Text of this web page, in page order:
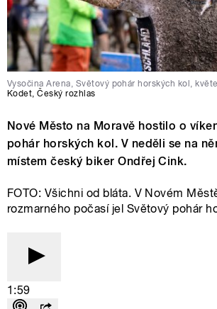
Vysočina Arena, Světový pohár horských kol,
Kodet,Český rozhlas
Nové Město na Moravě hostilo o
pohár horských kol. V neděli se na
místem český biker Ondřej Cink.
FOTO: Všichni od bláta. V Novém
rozmarného počasí jel Světový pohár
1:59